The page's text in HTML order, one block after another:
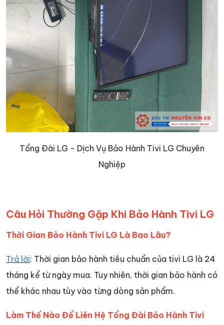
Tổng Đài LG - Dịch Vụ Bảo Hành Tivi LG Chuyên
Nghiệp
Câu Hỏi Thường Gặp Khi Bảo Hành Tivi LG
Thời Gian Bảo Hành Tivi LG Là Bao Lâu?
Trả lời: Thời gian bảo hành tiêu chuẩn của tivi LG là 24
tháng kể từ ngày mua. Tuy nhiên, thời gian bảo hành có
thể khác nhau tùy vào từng dòng sản phẩm.
Làm Thế Nào Để Liên Hệ Tổng Đài Bảo Hành Tivi